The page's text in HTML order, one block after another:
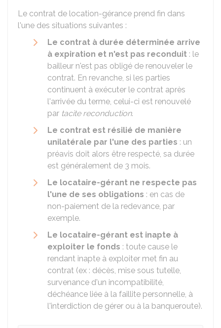
Le contrat de location-gérance prend fin dans
l'une des situations suivantes :
Le contrat à durée déterminée arrive
à expiration et n'est pas reconduit : le
bailleur n'est pas obligé de renouveler le
contrat. En revanche, si les parties
continuent à exécuter le contrat après
l'arrivée du terme, celui-ci est renouvelé
par tacite reconduction.
Le contrat est résilié de manière
unilatérale par l'une des parties : un
préavis doit alors être respecté, sa durée
est généralement de 3 mois.
Le locataire-gérant ne respecte pas
l'une de ses obligations : en cas de
non-paiement de la redevance, par
exemple.
Le locataire-gérant est inapte à
exploiter le fonds : toute cause le
rendant inapte à exploiter met fin au
contrat (ex : décès, mise sous tutelle,
survenance d'un incompatibilité,
déchéance liée à la faillite personnelle, à
l'interdiction de gérer ou à la banqueroute).